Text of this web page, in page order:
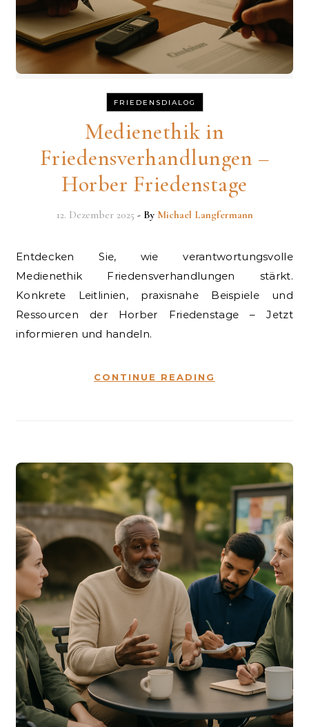
FRIEDENSDIALOG
Medienethik in
Friedensverhandlungen –
Horber Friedenstage
12. Dezember 2025 - By Michael Langfermann
Entdecken Sie, wie verantwortungsvolle
Medienethik Friedensverhandlungen stärkt.
Konkrete Leitlinien, praxisnahe Beispiele und
Ressourcen der Horber Friedenstage – Jetzt
informieren und handeln.
CONTINUE READING